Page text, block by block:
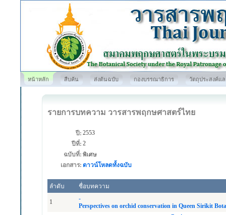
หน้าหลัก สืบค้น ส่งต้นฉบับ กองบรรณาธิการ วัตถุประสงค์แ
รายการบทความ วารสารพฤกษศาสตร์ไทย
ปี: 2553
ปีที่: 2
ฉบับที่: พิเศษ
เอกสาร: ดาวน์โหลดทั้งฉบับ
ลำดับ ชื่อบทความ
1
-
Perspectives on orchid conservation in Queen Sirikit